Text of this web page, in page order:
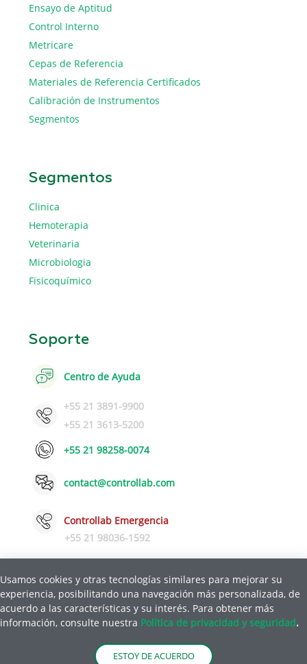
Ensayo de Aptitud
Control Interno
Metricare
Cepas de Referencia
Materiales de Referencia Certificados
Calibración de Instrumentos
Segmentos
Segmentos
Clinica
Hemoterapia
Veterinaria
Microbiologia
Fisicoquímico
Soporte
Centro de Ayuda
+55 21 3891-9900
+55 21 3613-5200
+55 21 98258-0074
contact@controllab.com
Controllab Emergencia
+55 21 98036-1592
Política de Privacidad y Seguridad| Ayuda
Usamos cookies y otras tecnologías similares para mejorar su
experiencia, posibilitando una navegación más personalizada, de
acuerdo a las características y su interés. Para obtener más
información, consulte nuestra Política de privacidad y seguridad.
ESTOY DE ACUERDO